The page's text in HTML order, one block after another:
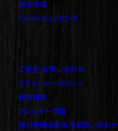
楽天市場
（新しいタブで開く）
Yahoo!ショッピング
（新しいタブで開く）
ご意見・お問い合わせ
プライバシーポリシー
利用規約
アレルギー情報
旅行代理店専用 予約問い合わせ